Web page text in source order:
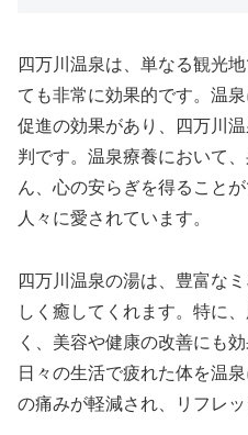
四万川温泉は、単なる観光
ても非常に効果的です。温
促進の効果があり、四万川
判です。温泉療養において
ん、心の安らぎを得ること
人々に愛されています。
四万川温泉の湯は、豊富な
しく癒してくれます。特に
く、美容や健康の改善にも
日々の生活で疲れた体を温
の痛みが軽減され、リフレ